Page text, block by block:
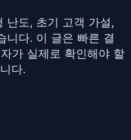
난도, 초기 고객 가설,
니다. 이 글은 빠른 결
가 실제로 확인해야 할
다.